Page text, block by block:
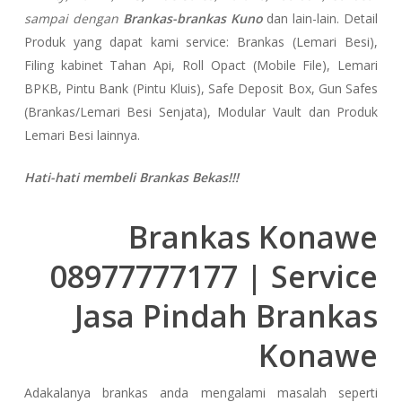
sampai dengan Brankas-brankas Kunodan lain-lain. Detail
Produk yang dapat kami service: Brankas (Lemari Besi),
Filing kabinet Tahan Api, Roll Opact (Mobile File), Lemari
BPKB, Pintu Bank (Pintu Kluis), Safe Deposit Box, Gun Safes
(Brankas/Lemari Besi Senjata), Modular Vault dan Produk
Lemari Besi lainnya.
Hati-hati membeli Brankas Bekas!!!
Brankas Konawe
08977777177 | Service
Jasa Pindah Brankas
Konawe
Adakalanya brankas anda mengalami masalah seperti